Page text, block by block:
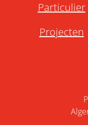
Particulier
Projecten